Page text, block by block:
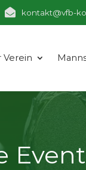
 kontakt@vfb-
Verein